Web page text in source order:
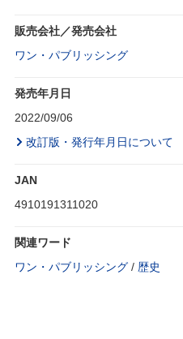
販売会社／発売会社
ワン・パブリッシング
発売年月日
2022/09/06
改訂版・発行年月日について
JAN
4910191311020
関連ワード
ワン・パブリッシング / 歴史